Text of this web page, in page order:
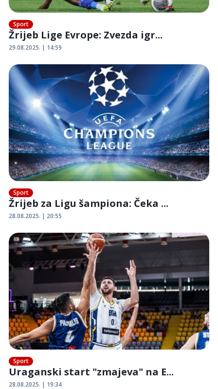
Sport
Žrijeb Lige Evrope: Zvezda igr...
29.08.2025. | 14:59
Sport
Žrijeb za Ligu šampiona: Čeka ...
28.08.2025. | 20:55
Sport
Uraganski start "zmajeva" na E...
28.08.2025. | 19:34